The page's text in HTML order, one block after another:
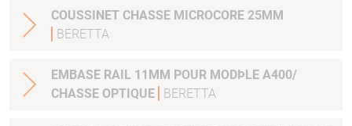
COUSSINET CHASSE MICROCORE 25MM
BERETTA
EMBASE RAIL 11MM POUR MODÞLE A400/
CHASSE OPTIQUE
BERETTA